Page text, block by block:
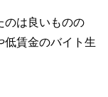
のは良いものの
低賃金のバイト生